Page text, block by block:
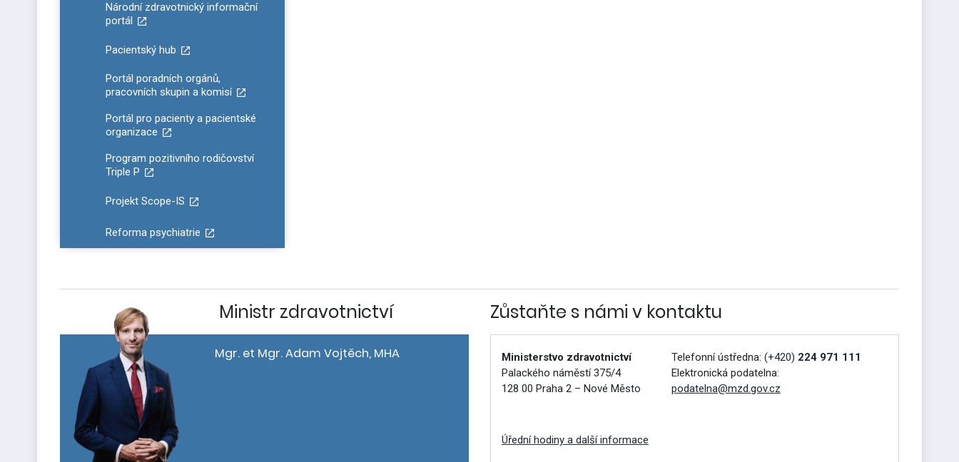
Národní zdravotnický informační
portál
Pacientský hub
Portál poradních orgánů,
pracovních skupin a komisí
Portál pro pacienty a pacientské
organizace
Program pozitivního rodičovství
Triple P
Projekt Scope-IS
Reforma psychiatrie
Ministr zdravotnictví
Mgr. et Mgr. Adam Vojtěch, MHA
Zůstaňte s námi v kontaktu
Ministerstvo zdravotnictví
Palackého náměstí 375/4
128 00 Praha 2 – Nové Město
Telefonní ústředna: (+420) 224 971 111
Elektronická podatelna:
podatelna@mzd.gov.cz
Úřední hodiny a další informace